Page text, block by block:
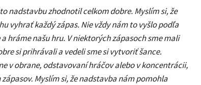
nadstavbu zhodnotil celkom dobre. Myslím si, že
vyhrať každý zápas. Nie vždy nám to vyšlo podľa
hráme našu hru. V niektorých zápasoch sme mali
si prihrávali a vedeli sme si vytvoriť šance.
v obrane, odstavovaní hráčov alebo v koncentrácii,
Myslím si, že nadstavba nám pomohla